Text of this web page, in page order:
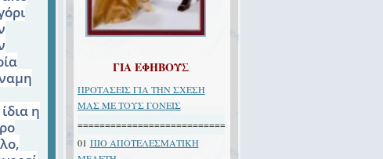
η
ΓΙΑ ΕΦΗΒΟΥΣ
ΠΡΟΤΑΣΕΙΣ ΓΙΑ ΤΗΝ ΣΧΕΣΗ
ΜΑΣ ΜΕ ΤΟΥΣ ΓΟΝΕΙΣ
====================================
01 ΠΙΟ ΑΠΟΤΕΛΕΣΜΑΤΙΚΗ